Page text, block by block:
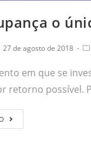
o
27 de agosto de 2018
em que se
retorno possível.